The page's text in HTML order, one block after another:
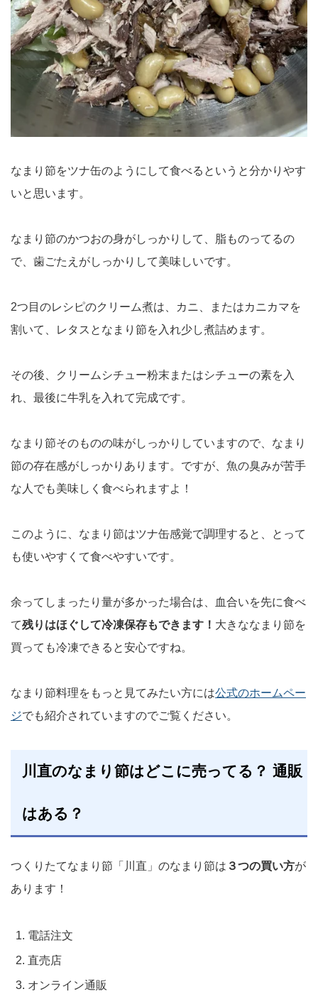
なまり節をツナ缶のようにして食べるというと分かりやす
いと思います。
なまり節のかつおの身がしっかりして、脂ものってるの
で、歯ごたえがしっかりして美味しいです。
2つ目のレシピのクリーム煮は、カニ、またはカニカマを
割いて、レタスとなまり節を入れ少し煮詰めます。
その後、クリームシチュー粉末またはシチューの素を入
れ、最後に牛乳を入れて完成です。
なまり節そのものの味がしっかりしていますので、なまり
節の存在感がしっかりあります。ですが、魚の臭みが苦手
な人でも美味しく食べられますよ！
このように、なまり節はツナ缶感覚で調理すると、とって
も使いやすくて食べやすいです。
余ってしまったり量が多かった場合は、血合いを先に食べ
て残りはほぐして冷凍保存もできます！ 大きななまり節を
買っても冷凍できると安心ですね。
なまり節料理をもっと見てみたい方には公式のホームペー
ジでも紹介されていますのでご覧ください。
川直のなまり節はどこに売ってる？ 通販
はある？
つくりたてなまり節「川直」のなまり節は ３つの買い方が
あります！
電話注文
直売店
オンライン通販